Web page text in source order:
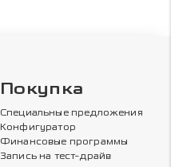
Покупка
Специальные предложения
Конфигуратор
Финансовые программы
Запись на тест-драйв